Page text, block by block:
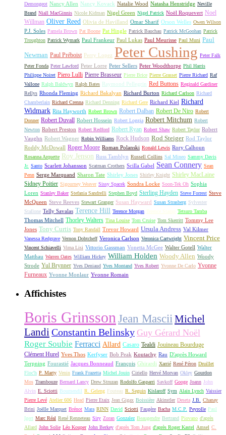
Demongeot Nancy Allen Nancy Kovack Natalie Wood Natasha Henstridge Neville
Brand Niall MacGinnis Nicole Kidman Nigel Green Nigel Patrick Noël Roquevert Noel
Willman Oliver Reed Olivia de Havilland Omar Sharif Orson Welles Owen Wilson
P.J. Soles Pamela Brown Pat Boone Pat Hingle Patrick Bauchau Patrick McGoohan Patrick
Troughton Patrick Wymark Paul Frankeur Paul Lukas Paul Meurisse Paul Muni Paul
Newman Paul Préboist Perry Lopez Peter Cushing Peter Falk
Peter Fonda Peter Lawford Peter Lorre Peter Sellers Peter Woodthorpe Phil Harris
Philippe Noiret Piero Lulli Pierre Brasseur Pierre Brice Pierre Grasset Pierre Richard Raf
Vallone Ralph Baldwyn Ralph Bates Raymond Pellegrin Red Buttons Reginald Gardiner
Rellys Rhonda Fleming Richard Bakalyan Richard Burton Richard Carlson Richard
Chamberlain Richard Crenna Richard Denning Richard Gere Richard Kiel Richard
Widmark Rita Hayworth Robert Brown Robert Dalban Robert De Niro Robert
Donner Robert Duvall Robert Hossein Robert Loggia Robert Mitchum Robert
Newton Robert Preston Robert Redford Robert Ryan Robert Shaw Robert Taylor Robert
Vaughn Robert Wagner Robin Williams Rock Hudson Rod Steiger Rod Taylor
Roddy McDowall Roger Moore Roman Polanski Ronald Lewis Rory Calhoun
Rosanna Arquette Roy Jenson Russ Tamblyn Russell Collins Sal Mineo Sammy Davis
Jr. Santo Scarlett Johansson Scatman Crothers Scilla Gabel Sean Connery Sean
Penn Serge Marquand Sharon Tate Shirley Jones Shirley Knight Shirley MacLaine
Sidney Poitier Sigourney Weaver Sissy Spacek Sondra Locke Soon-Tek Oh Sophia
Loren Stanley Baker Stefania Sandrelli Stephen Boyd Sterling Hayden Steve Forrest Steve
McQueen Steve Reeves Stewart Granger Susan Hayward Susan Strasberg Sylvester
Stallone Telly Savalas Terence Hill Terence Morgan Terence Stamp Tetsuro Tamba
Thomas Mitchell Thorley Walters Tina Louise Tom Cruise Tom Skerritt Tommy Lee
Jones Tony Curtis Tony Randall Trevor Howard Ursula Andress Val Kilmer
Vanessa Redgrave Vernon Dobtcheff Veronica Carlson Veronica Cartwright Vincent Price
Vincent Schiavelli Virna Lisi Vittorio Gassman Vonetta McGee Walter Gotell Walter
Matthau Warren Oates William Hickey William Holden Woody Allen Woody
Strode Yul Brynner Yves Deniaud Yves Montand Yves Robert Yvonne De Carlo Yvonne
Furneaux Yvonne Monlaur Yvonne Romain
Affichistes
Boris Grinsson Jean Mascii Michel
Landi Constantin Belinsky Guy Gérard Noël
Roger Soubie Ferracci Allard Casaro Tealdi Jouineau Bourduge
Clément Hurel Yves Thos Kerfyser Bob Peak Koutachy Rau D'après Howard
Terpning Fourastié Jacques Bonneaud François Ghirardi Xarrié René Péron Druillet
Floc'h P. Marty Venin Frank Frazetta Michel Jouin Ciriello Hervé Morvan Okley Gourdon
Mos Trambouze Bernard Lancy Drew Struzan Rodolfo Gasparri Savkoff Googe Joann John
Alvin E. Sciotti Boumendil R. Geleng Fouteau R. Seguin Kislaroff Sym Alain Lynch Vaissier
Pierre Levé Atelier 606 Head Pierre Etaix Jean Gigax Boissière Akinstler Deseta J.B.
Chanay
Brini Joëlle Marquet Brénot Mara RINN David Sciotti Faugère Bacha M.C.P. Peyrolle Paul
Igert Marc Réal René Renneteau Siry Zoran Gonzalez Beaugendre Bertrand Piovano d'après
Allard John Solie Léo Kouper John Berkey d'après Tom Jung d'après Roger Kastel Amsel C.